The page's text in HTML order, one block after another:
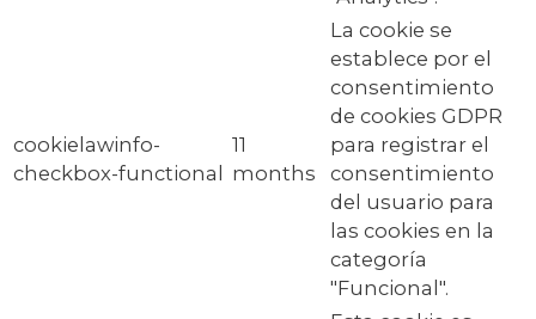
cookielawinfo-
checkbox-functional
11
months
La cookie se
establece por el
consentimiento
de cookies GDPR
para registrar el
consentimiento
del usuario para
las cookies en la
categoría
"Funcional".